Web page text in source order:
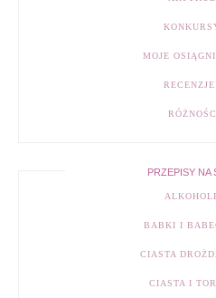
MOJE
RECENZJE
PRZEPISY NA
BABKI I
CIASTA
CIASTA I